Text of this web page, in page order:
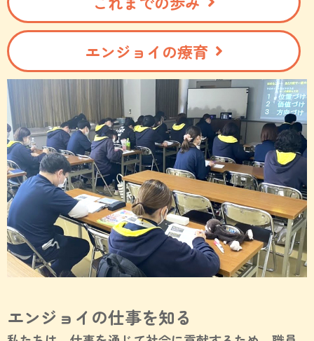
エンジョイの療育
エンジョイの仕事を知る